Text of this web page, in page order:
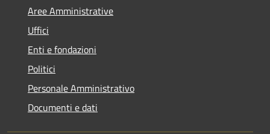
Aree Amministrative
Uffici
Enti e fondazioni
Politici
Personale Amministrativo
Documenti e dati